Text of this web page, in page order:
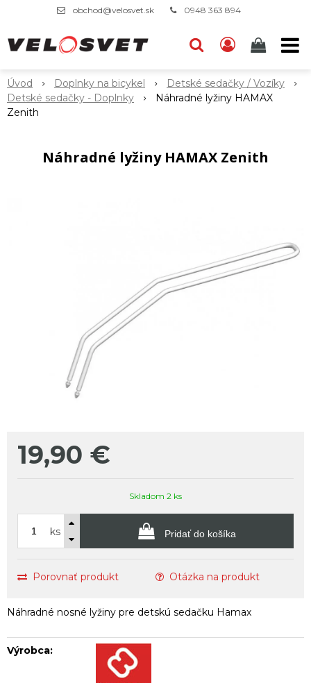
obchod@velosvet.sk 0948 363 894
Úvod Doplnky na bicykel
Detské sedačky / Vozíky
Detské sedačky - Doplnky
Náhradné lyžiny HAMAX
Zenith
Náhradné lyžiny HAMAX Zenith
19,90 €
Skladom 2 ks
ks Pridať do košíka
Porovnať produkt Otázka na produkt
Náhradné nosné lyžiny pre detskú sedačku Hamax
Výrobca: